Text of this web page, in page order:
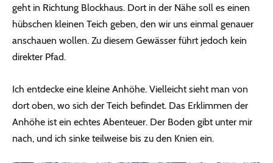
geht in Richtung Blockhaus. Dort in der Nähe soll es einen
hübschen kleinen Teich geben, den wir uns einmal genauer
anschauen wollen. Zu diesem Gewässer führt jedoch kein
direkter Pfad.
Ich entdecke eine kleine Anhöhe. Vielleicht sieht man von
dort oben, wo sich der Teich befindet. Das Erklimmen der
Anhöhe ist ein echtes Abenteuer. Der Boden gibt unter mir
nach, und ich sinke teilweise bis zu den Knien ein.